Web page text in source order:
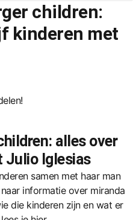
children:
kinderen met
alles over
Julio Iglesias
samen met haar man
informatie over miranda
die kinderen zijn en wat er